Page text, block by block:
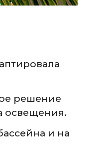
решение
освещения.
и на